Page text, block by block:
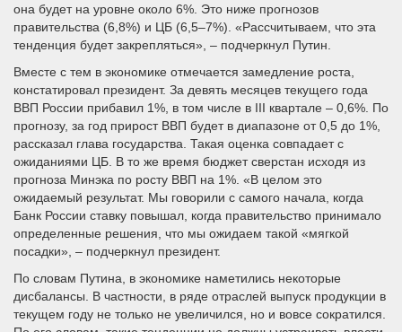
она будет на уровне около 6%. Это ниже прогнозов
правительства (6,8%) и ЦБ (6,5–7%). «Рассчитываем, что эта
тенденция будет закрепляться», – подчеркнул Путин.
Вместе с тем в экономике отмечается замедление роста,
констатировал президент. За девять месяцев текущего года
ВВП России прибавил 1%, в том числе в III квартале – 0,6%. По
прогнозу, за год прирост ВВП будет в диапазоне от 0,5 до 1%,
рассказал глава государства. Такая оценка совпадает с
ожиданиями ЦБ. В то же время бюджет сверстан исходя из
прогноза Минэка по росту ВВП на 1%. «В целом это
ожидаемый результат. Мы говорили с самого начала, когда
Банк России ставку повышал, когда правительство принимало
определенные решения, что мы ожидаем такой «мягкой
посадки», – подчеркнул президент.
По словам Путина, в экономике наметились некоторые
дисбалансы. В частности, в ряде отраслей выпуск продукции в
текущем году не только не увеличился, но и вовсе сократился.